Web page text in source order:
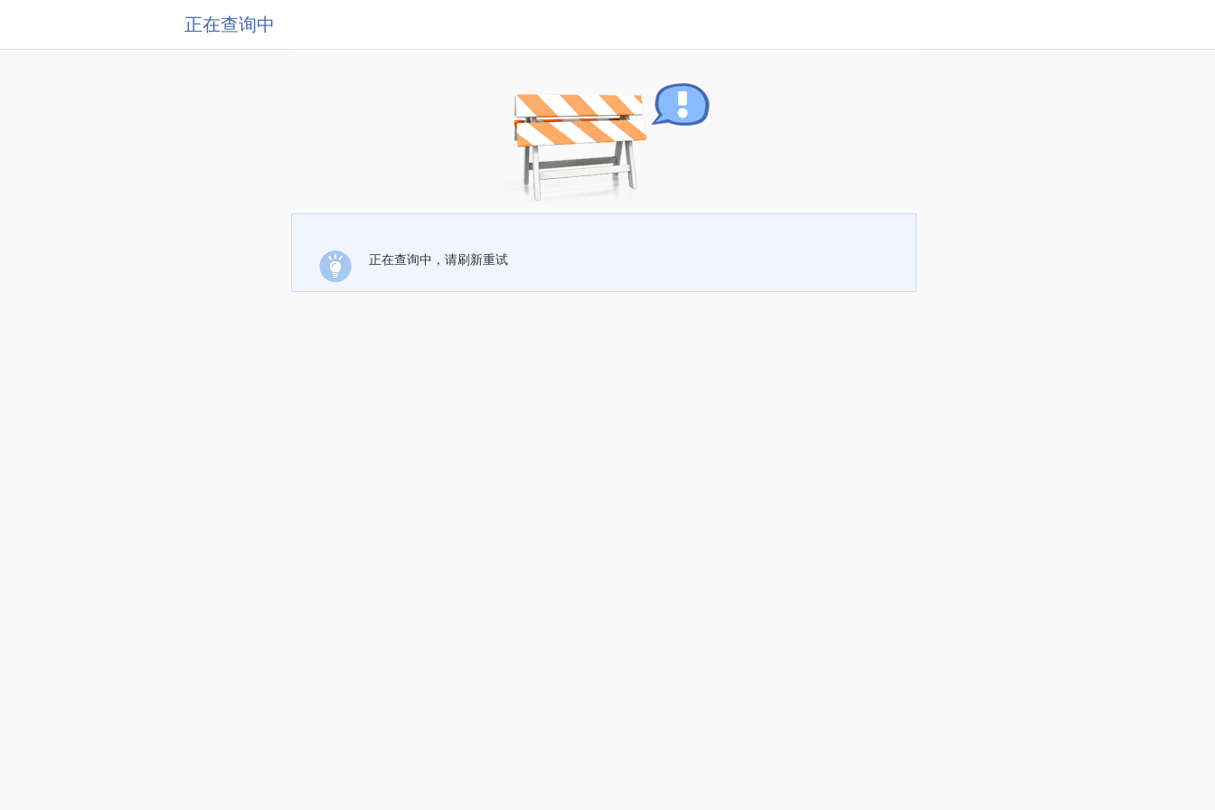
正在查询中
正在查询中，请刷新重试